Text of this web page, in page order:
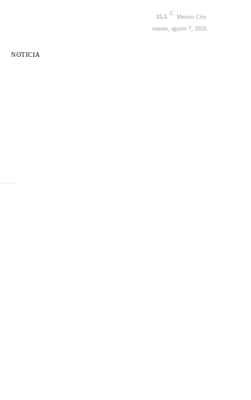
15.5
C
Mexico City
viernes, agosto 7, 2026
NOTICIA